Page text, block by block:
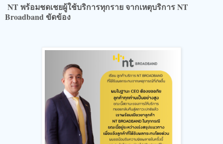
NT พร้อมชดเชยผู้ใช้บริการทุกราย จากเหตุบริการ NT
Broadband ขัดข้อง